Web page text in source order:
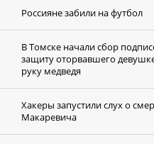
Россияне забили на футбол
В Томске начали сбор
защиту оторвавшего
руку медведя
Хакеры запустили слух о
Макаревича